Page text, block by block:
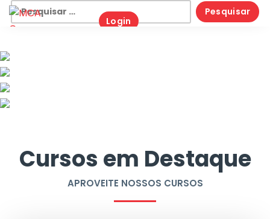
Login
Cursos em Destaque
APROVEITE NOSSOS CURSOS